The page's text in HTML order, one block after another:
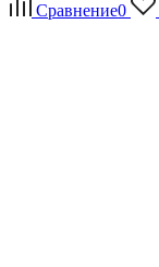
Сравнение0